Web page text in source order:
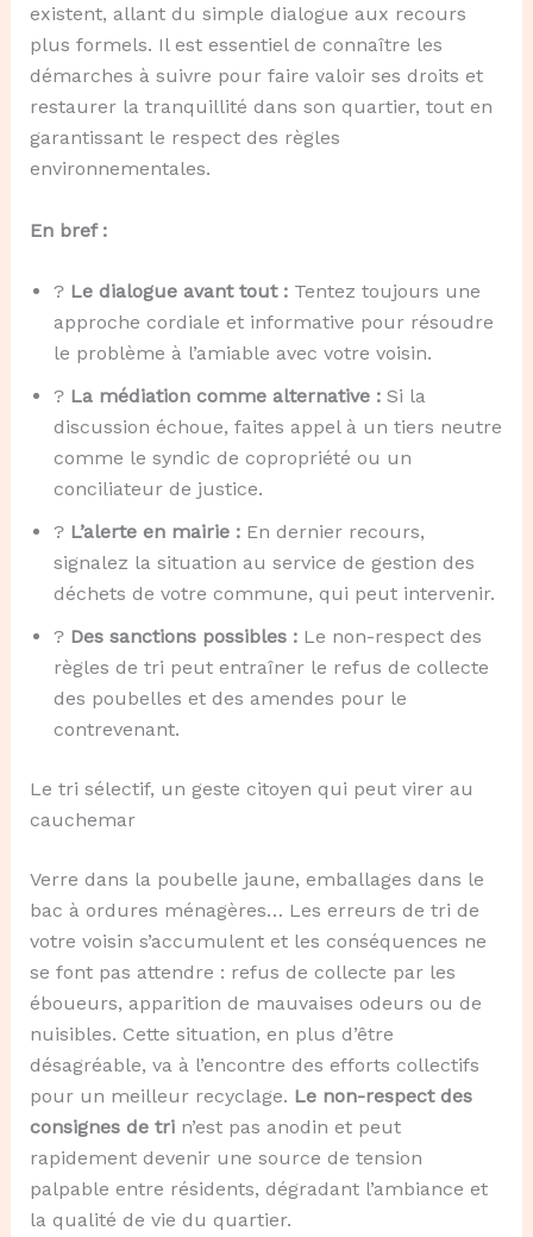
existent, allant du simple dialogue aux recours
plus formels. Il est essentiel de connaître les
démarches à suivre pour faire valoir ses droits et
restaurer la tranquillité dans son quartier, tout en
garantissant le respect des règles
environnementales.
En bref :
?️ Le dialogue avant tout :Tentez toujours une
approche cordiale et informative pour résoudre
le problème à l’amiable avec votre voisin.
? La médiation comme alternative :Si la
discussion échoue, faites appel à un tiers neutre
comme le syndic de copropriété ou un
conciliateur de justice.
?️ L’alerte en mairie :En dernier recours,
signalez la situation au service de gestion des
déchets de votre commune, qui peut intervenir.
? Des sanctions possibles :Le non-respect des
règles de tri peut entraîner le refus de collecte
des poubelles et des amendes pour le
contrevenant.
Le tri sélectif, un geste citoyen qui peut virer au
cauchemar
Verre dans la poubelle jaune, emballages dans le
bac à ordures ménagères… Les erreurs de tri de
votre voisin s’accumulent et les conséquences ne
se font pas attendre : refus de collecte par les
éboueurs, apparition de mauvaises odeurs ou de
nuisibles. Cette situation, en plus d’être
désagréable, va à l’encontre des efforts collectifs
pour un meilleur recyclage. Le non-respect des
consignes de trin’est pas anodin et peut
rapidement devenir une source de tension
palpable entre résidents, dégradant l’ambiance et
la qualité de vie du quartier.